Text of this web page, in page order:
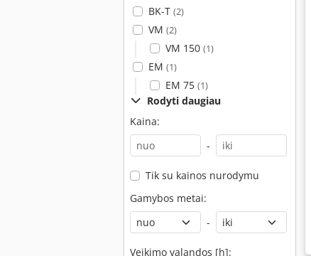
BK-T (2)
VM (2)
VM 150 (1)
EM (1)
EM 75 (1)
Rodyti daugiau
Kaina:
-
Tik su kainos nurodymu
Gamybos metai:
-
Veikimo valandos [h]: